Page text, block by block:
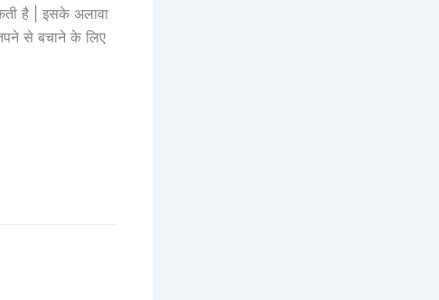
है | इसके अलावा
से बचाने के लिए